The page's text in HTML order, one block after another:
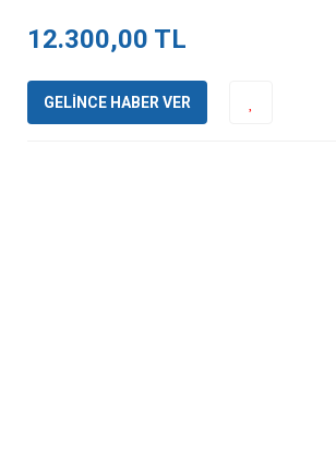
12.300,00 TL
GELİNCE HABER VER